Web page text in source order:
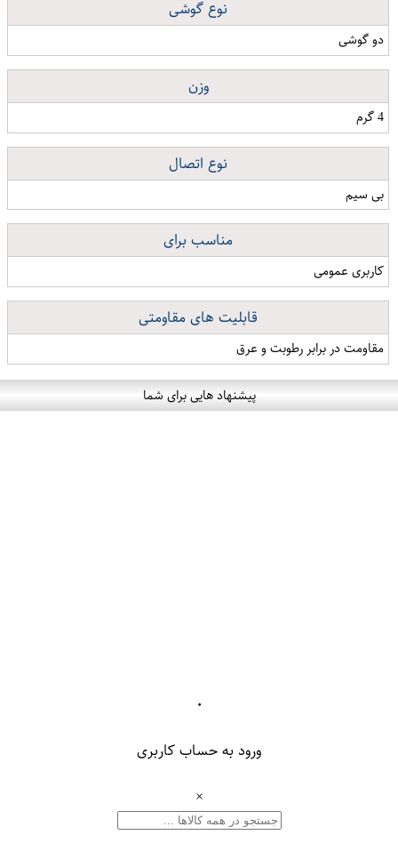
نوع گوشی
دو گوشی
وزن
4 گرم
نوع اتصال
بی سیم
مناسب برای
کاربری عمومی
قابلیت های مقاومتی
مقاومت در برابر رطوبت و عرق
پیشنهاد هایی برای شما
۰
ورود به حساب کاربری
×